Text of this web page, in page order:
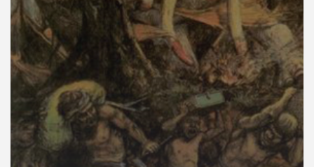
ข่าว
และ
กิจกรรม
เรา